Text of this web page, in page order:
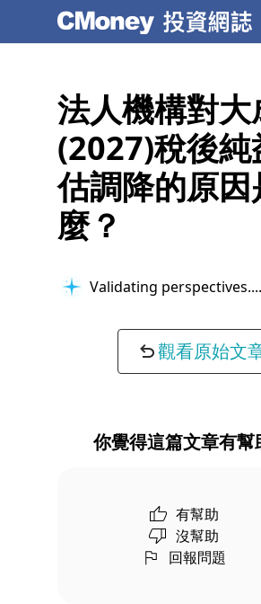
法人機構對大
(2027)稅後純
估調降的原因
麼？
Validating perspectives...
觀看原始文
你覺得這篇文章有幫
有幫助
沒幫助
回報問題